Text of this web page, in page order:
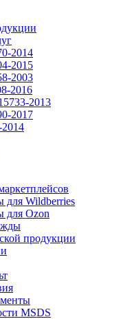
2014
2015
2003
2016
2013
2017
для Wildberries
для Ozon
продукции
MSDS